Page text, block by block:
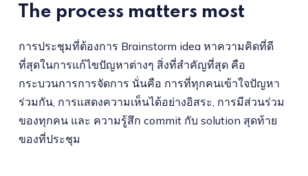
The process matters most
การประชุมที่ต้องการ Brainstorm idea หาความคิดที่ดี
ที่สุดในการแก้ไขปัญหาต่างๆ สิ่งที่สำคัญที่สุด คือ
กระบวนการการจัดการ นั่นคือ การที่ทุกคนเข้าใจปัญหา
ร่วมกัน, การแสดงความเห็นได้อย่างอิสระ, การมีส่วนร่วม
ของทุกคน และ ความรู้สึก commit กับ solution สุดท้าย
ของที่ประชุม